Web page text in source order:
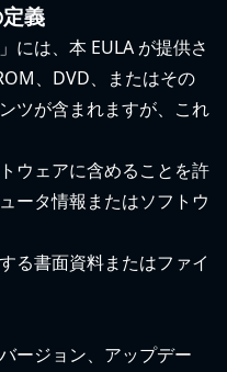
義
には、本 EULA が提供さ
、DVD、またはその
ツが含まれますが、これ
ウェアに含めることを許
ータ情報またはソフトウ
る書面資料またはファイ
ージョン、アップデー